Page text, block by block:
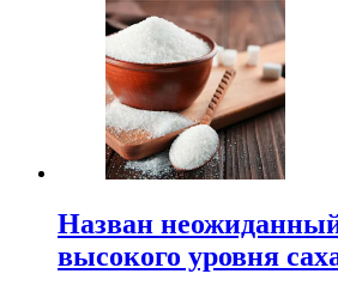
Назван
высокого уровня